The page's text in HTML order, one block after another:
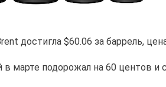
достигла $60.06 за баррель,
марте подорожал на 60 центов и